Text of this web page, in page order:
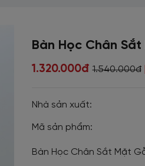
Bàn Học Chân
1.320.000đ 1.540.000đ
Nhà sản xuất:
Mã sản phẩm:
Bàn Học Chân Sắt Mặt